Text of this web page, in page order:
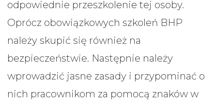
odpowiednie przeszkolenie tej osoby.
Oprócz obowiązkowych szkoleń BHP
należy skupić się również na
bezpieczeństwie. Następnie należy
wprowadzić jasne zasady i przypominać o
nich pracownikom za pomocą znaków w